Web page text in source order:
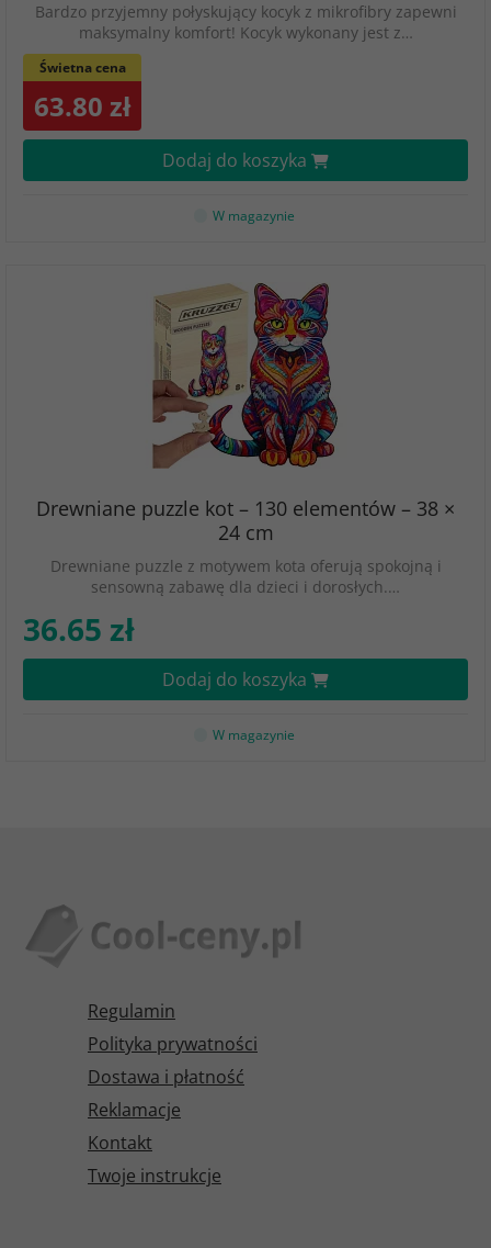
Bardzo przyjemny połyskujący kocyk z mikrofibry zapewni
maksymalny komfort! Kocyk wykonany jest z…
Świetna cena
63.80 zł
Dodaj do koszyka
W magazynie
Drewniane puzzle kot – 130 elementów – 38 ×
24 cm
Drewniane puzzle z motywem kota oferują spokojną i
sensowną zabawę dla dzieci i dorosłych.…
36.65 zł
Dodaj do koszyka
W magazynie
Regulamin
Polityka prywatności
Dostawa i płatność
Reklamacje
Kontakt
Twoje instrukcje